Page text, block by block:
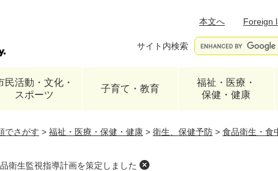
本文へ
Foreign
サイト内検索
民活動・文化・
スポーツ
子育て・教育
福祉・医療・
保健・健康
でさがす > 福祉・医療・保健・健康 > 衛生、保健予防 > 食品衛生・食
衛生監視指導計画を策定しました